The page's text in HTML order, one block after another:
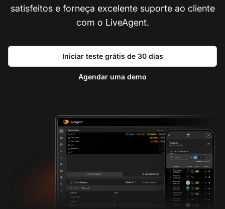
satisfeitos e forneça excelente suporte ao cliente
com o LiveAgent.
Iniciar teste grátis de 30 dias
Agendar uma demo